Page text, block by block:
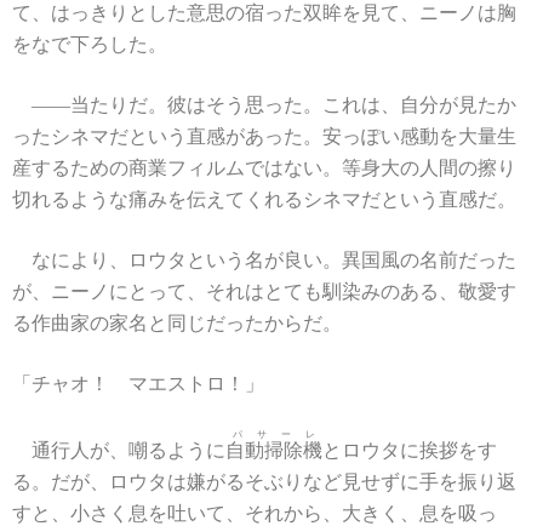
て、はっきりとした意思の宿った双眸を見て、ニーノは胸
をなで下ろした。
――当たりだ。彼はそう思った。これは、自分が見たか
ったシネマだという直感があった。安っぽい感動を大量生
産するための商業フィルムではない。等身大の人間の擦り
切れるような痛みを伝えてくれるシネマだという直感だ。
なにより、ロウタという名が良い。異国風の名前だった
が、ニーノにとって、それはとても馴染みのある、敬愛す
る作曲家の家名と同じだったからだ。
「チャオ！ マエストロ！」
通行人が、嘲るように 自動掃除機
パサーレ
とロウタに挨拶をす
る。だが、ロウタは嫌がるそぶりなど見せずに手を振り返
すと、小さく息を吐いて、それから、大きく、息を吸っ